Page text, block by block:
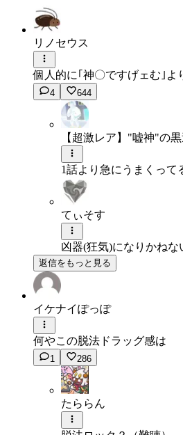
リノセウス
個人的に｢神〇ですげェむ｣よ
4 644
【超激レア】"嘘神"の
1話より急にうまくって
てぃそす
凶器(狂気)になりかねな
返信をもっと見る
イケナイぽっぽ
何やこの脱法ドラッグ感は
1 286
たららん